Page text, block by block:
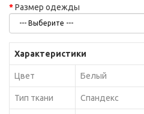
Размер одежды
Характеристики
Цвет Белый
Тип ткани Спандекс